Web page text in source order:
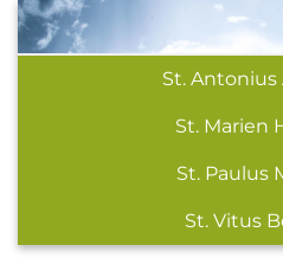
St.
St. Marien
St. Paulus
St. Vitus